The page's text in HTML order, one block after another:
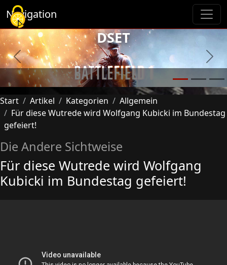
Navigation
Previous Next
DSET
Start Artikel Kategorien
Allgemein
Für diese Wutrede wird Wolfgang Kubicki im Bundestag
gefeiert!
Die Andere Sichtweise
Für diese Wutrede wird Wolfgang
Kubicki im Bundestag gefeiert!
Cookie-Einstellungen